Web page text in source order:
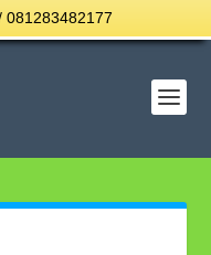
081283482177